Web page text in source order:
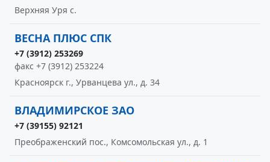
Верхняя Уря с.
ВЕСНА ПЛЮС СПК
+7 (3912) 253269
факс +7 (3912) 253224
Красноярск г., Урванцева ул., д. 34
ВЛАДИМИРСКОЕ ЗАО
+7 (39155) 92121
Преображенский пос., Комсомольская ул., д. 1